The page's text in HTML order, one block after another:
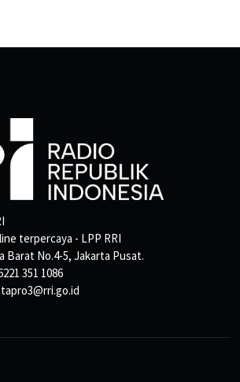
terpercaya - LPP RRI
Barat No.4-5, Jakarta Pusat.
351 1086